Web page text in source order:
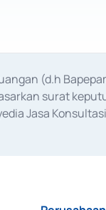
(d.h
surat
Jasa